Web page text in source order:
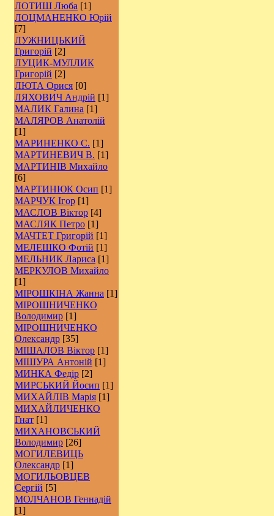
ЛОТИШ Люба [1]
ЛОЦМАНЕНКО Юрій
[7]
ЛУЖНИЦЬКИЙ
Григорій [2]
ЛУЦИК-МУЛЛИК
Григорій [2]
ЛЮТА Орися [0]
ЛЯХОВИЧ Андрій [1]
МАЛИК Галина [1]
МАЛЯРОВ Анатолій
[1]
МАРИНЕНКО С. [1]
МАРТИНЕВИЧ В. [1]
МАРТИНІВ Михайло
[6]
МАРТИНЮК Осип [1]
МАРЧУК Ігор [1]
МАСЛОВ Віктор [4]
МАСЛЯК Петро [1]
МАЧТЕТ Григорій [1]
МЕЛЕШКО Фотій [1]
МЕЛЬНИК Лариса [1]
МЕРКУЛОВ Михайло
[1]
МІРОШКІНА Жанна [1]
МІРОШНИЧЕНКО
Володимир [1]
МІРОШНИЧЕНКО
Олександр [35]
МІШАЛОВ Віктор [1]
МІШУРА Антоній [1]
МИНКА Федір [2]
МИРСЬКИЙ Йосип [1]
МИХАЙЛІВ Марія [1]
МИХАЙЛИЧЕНКО
Гнат [1]
МИХАНОВСЬКИЙ
Володимир [26]
МОГИЛЕВИЦЬ
Олександр [1]
МОГИЛЬОВЦЕВ
Сергій [5]
МОЛЧАНОВ Геннадій
[1]